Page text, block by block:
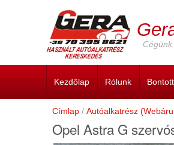
Kezdőlap Rólunk
Címlap Autóalkatrész
Opel Astra G